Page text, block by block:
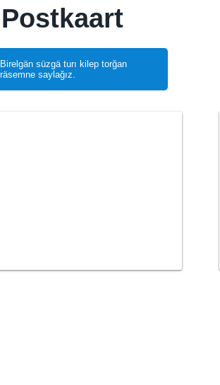
Postkaart
Birelgän süzgä turı kilep torğan
räsemne saylağız.